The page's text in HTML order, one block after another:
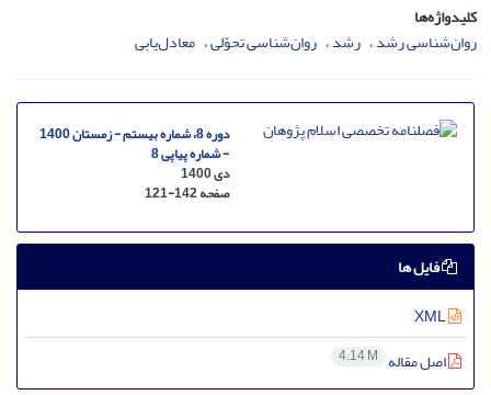
کلیدواژه‌ها
روان‌شناسی رشد رشد روان‌شناسی تحوّلی معادل‌یابی
دوره 8، شماره بیستم - زمستان 1400
- شماره پیاپی 8
دی 1400
صفحه121-142
فایل ها
اصل مقاله 4.14 M